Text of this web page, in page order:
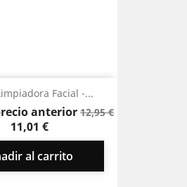
Facial -...
anteriorPrecio
12,95 €Precio
11,01 €
al carrito